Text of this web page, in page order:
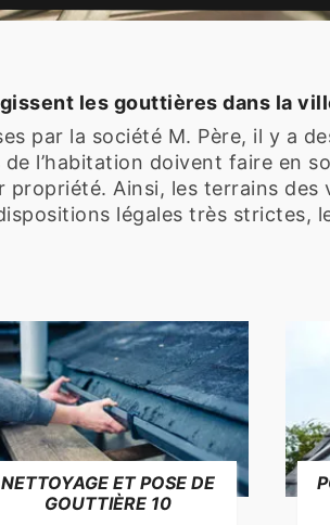
les gouttières dans la
par la société M. Père, il y a
l’habitation doivent faire en
propriété. Ainsi, les terrains
légales très strictes,
NETTOYAGE ET POSE DE
GOUTTIÈRE 10